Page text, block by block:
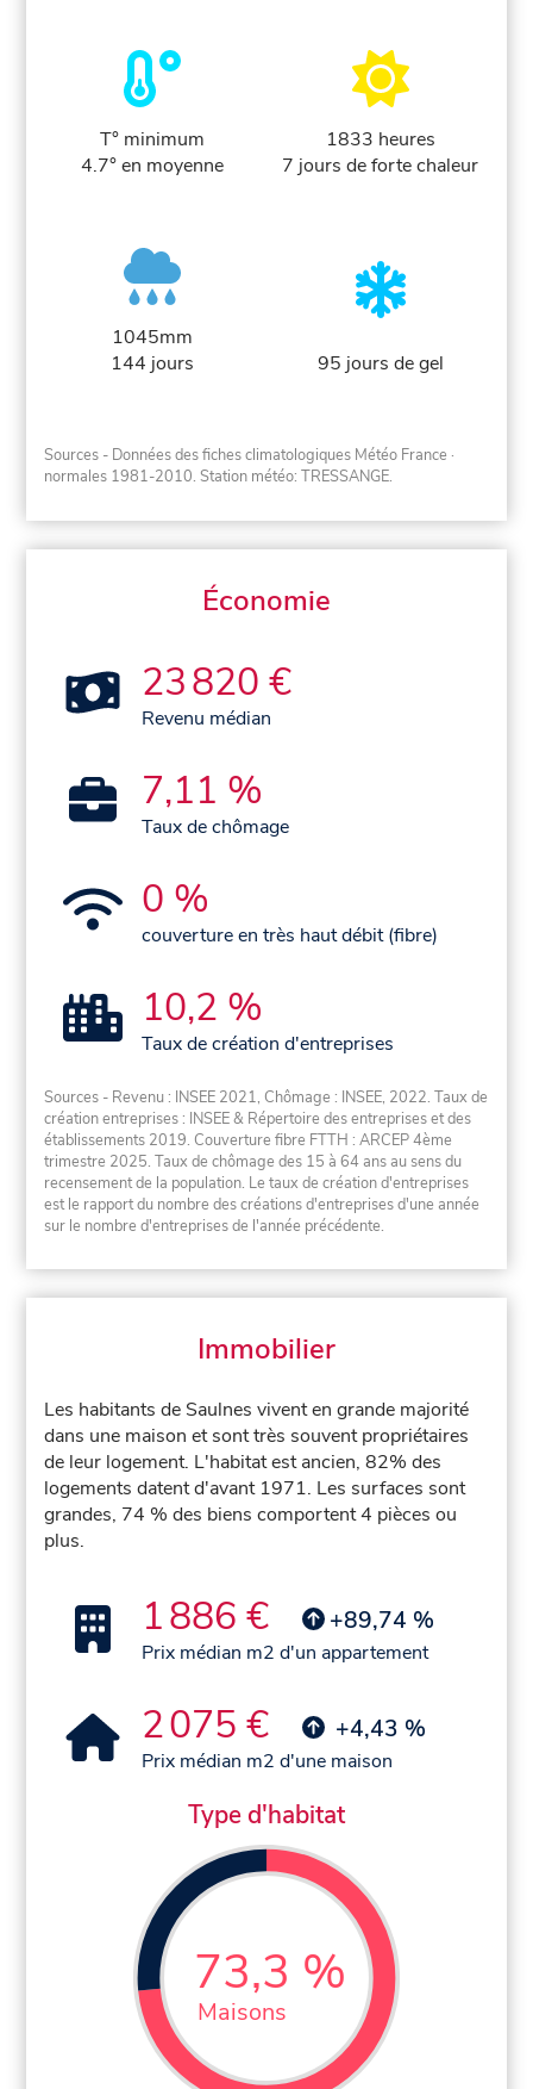
T° minimum
4.7° en moyenne
1833 heures
7 jours de forte chaleur
1045mm
144 jours
95 jours de gel
Sources - Données des fiches climatologiques Météo France ·
normales 1981-2010. Station météo: TRESSANGE.
Économie
23 820 €
Revenu médian
7,11 %
Taux de chômage
0 %
couverture en très haut débit (fibre)
10,2 %
Taux de création d'entreprises
Sources - Revenu : INSEE 2021, Chômage : INSEE, 2022. Taux de
création entreprises : INSEE & Répertoire des entreprises et des
établissements 2019. Couverture fibre FTTH : ARCEP 4ème
trimestre 2025. Taux de chômage des 15 à 64 ans au sens du
recensement de la population. Le taux de création d'entreprises
est le rapport du nombre des créations d'entreprises d'une année
sur le nombre d'entreprises de l'année précédente.
Immobilier
Les habitants de Saulnes vivent en grande majorité
dans une maison et sont très souvent propriétaires
de leur logement. L'habitat est ancien, 82% des
logements datent d'avant 1971. Les surfaces sont
grandes, 74 % des biens comportent 4 pièces ou
plus.
1 886 € +89,74 %
Prix médian m2 d'un appartement
2 075 € +4,43 %
Prix médian m2 d'une maison
Type d'habitat
73,3 %
Maisons